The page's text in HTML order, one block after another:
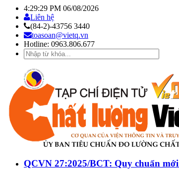
4:29:30 PM 06/08/2026
Liên hệ
(84-2)-43756 3440
toasoan@vietq.vn
Hotline: 0963.806.677
QCVN 27:2025/BCT: Quy chuẩn